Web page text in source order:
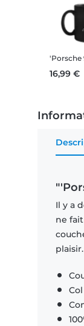
'Porsche
16,99 €
Il y a
ne
plaisir.